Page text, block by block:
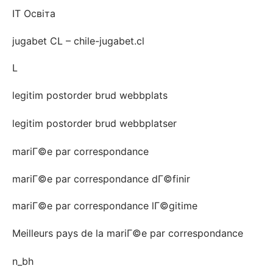
IT Освіта
jugabet CL – chile-jugabet.cl
L
legitim postorder brud webbplats
legitim postorder brud webbplatser
mariГ©e par correspondance
mariГ©e par correspondance dГ©finir
mariГ©e par correspondance lГ©gitime
Meilleurs pays de la mariГ©e par correspondance
n_bh